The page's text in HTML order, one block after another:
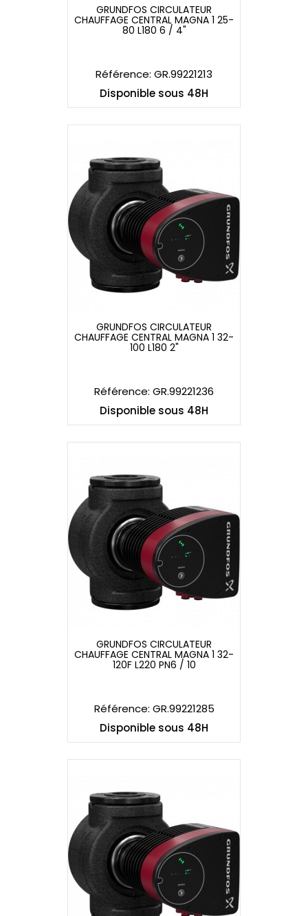
GRUNDFOS CIRCULATEUR
GRUNDFOS CIRCULATEUR
CHAUFFAGE CENTRAL MAGNA 1 25-
80 L180 6 / 4"
Référence: GR.99221213
Disponible sous 48H
GRUNDFOS CIRCULATEUR
GRUNDFOS CIRCULATEUR
CHAUFFAGE CENTRAL MAGNA 1 32-
100 L180 2"
Référence: GR.99221236
Disponible sous 48H
GRUNDFOS CIRCULATEUR
GRUNDFOS CIRCULATEUR
CHAUFFAGE CENTRAL MAGNA 1 32-
120F L220 PN6 / 10
Référence: GR.99221285
Disponible sous 48H